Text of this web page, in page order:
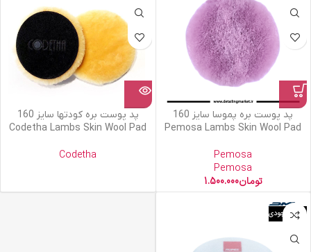
پد پوست بره پموسا سایز 160
Pemosa Lambs Skin Wool Pad
Pemosa
Pemosa
تومان1.500.000
پد پوست بره کودتها سایز 160
Codetha Lambs Skin Wool Pad
Codetha
اتمام موجودی